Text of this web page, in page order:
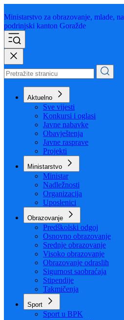
Ministarstvo za obrazovanje,
podrinjski kanton Goražde
Aktuelno
Sve vijesti
Konkursi i oglasi
Javne nabavke
Obavještenja
Javne rasprave
Projekti
Ministarstvo
Ministar
Nadležnosti
Organizacija
Uposlenici
Obrazovanje
Predškolski odgoj
Osnovno obrazovanje
Srednje obrazovanje
Visoko obrazovanje
Obrazovanje odraslih
Sigurnost saobraćaja
Stipendije
Takmičenja